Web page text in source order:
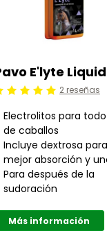
E'lyte Liquid
5 /5
2 reseñas
Electrolitos para
de caballos
Incluye dextrosa
mejor absorción y
recuperación óptima
Para después de la
sudoración
Más información